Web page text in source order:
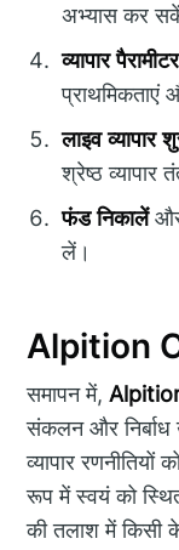
अभ्यास कर
व्यापार
प्राथमिकताएं
लाइव व्यापार
श्रेष्ठ व्यापार
फंड निकालेंऔर
लें।
Alpition
समापन में,
संकलन और निर्बाध
व्यापार
रूप में स्वयं को
की तलाश में किसी